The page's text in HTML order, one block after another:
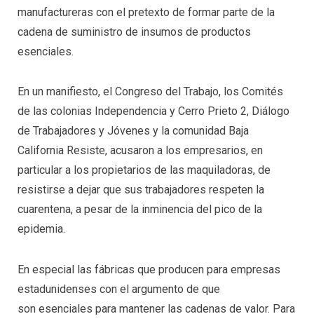
manufactureras con el pretexto de formar parte de la
cadena de suministro de insumos de productos
esenciales.
En un manifiesto, el Congreso del Trabajo, los Comités
de las colonias Independencia y Cerro Prieto 2, Diálogo
de Trabajadores y Jóvenes y la comunidad Baja
California Resiste, acusaron a los empresarios, en
particular a los propietarios de las maquiladoras, de
resistirse a dejar que sus trabajadores respeten la
cuarentena, a pesar de la inminencia del pico de la
epidemia.
En especial las fábricas que producen para empresas
estadunidenses con el argumento de que
son esenciales para mantener las cadenas de valor. Para